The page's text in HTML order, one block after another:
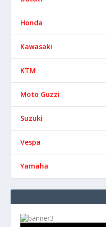
Honda
Kawasaki
KTM
Moto Guzzi
Suzuki
Vespa
Yamaha